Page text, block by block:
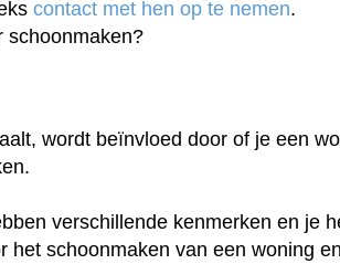
contact met hen op te nemen.
schoonmaken?
wordt beïnvloed door of je een
verschillende kenmerken en je
het schoonmaken van een woning